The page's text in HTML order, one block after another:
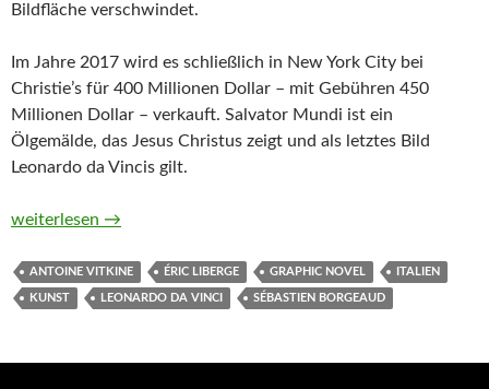
Bildfläche verschwindet.
Im Jahre 2017 wird es schließlich in New York City bei
Christie’s für 400 Millionen Dollar – mit Gebühren 450
Millionen Dollar – verkauft. Salvator Mundi ist ein
Ölgemälde, das Jesus Christus zeigt und als letztes Bild
Leonardo da Vincis gilt.
Salvator Mundi. Das teuerste Gemälde der Welt und das
weiterlesen →
ANTOINE VITKINE ÉRIC LIBERGE GRAPHIC NOVEL ITALIEN
KUNST LEONARDO DA VINCI SÉBASTIEN BORGEAUD